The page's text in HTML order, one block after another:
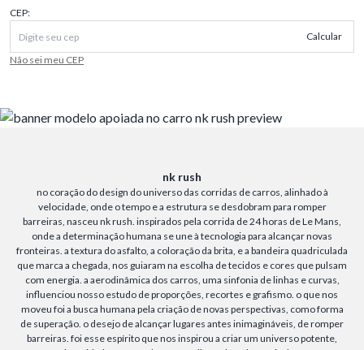
CEP:
Calcular
Não sei meu CEP
nk rush
no coração do design do universo das corridas de carros, alinhado à
velocidade, onde o tempo e a estrutura se desdobram para romper
barreiras, nasceu nk rush. inspirados pela corrida de 24 horas de Le Mans,
onde a determinação humana se une à tecnologia para alcançar novas
fronteiras. a textura do asfalto, a coloração da brita, e a bandeira quadriculada
que marca a chegada, nos guiaram na escolha de tecidos e cores que pulsam
com energia. a aerodinâmica dos carros, uma sinfonia de linhas e curvas,
influenciou nosso estudo de proporções, recortes e grafismo. o que nos
moveu foi a busca humana pela criação de novas perspectivas, como forma
de superação. o desejo de alcançar lugares antes inimagináveis, de romper
barreiras. foi esse espírito que nos inspirou a criar um universo potente,